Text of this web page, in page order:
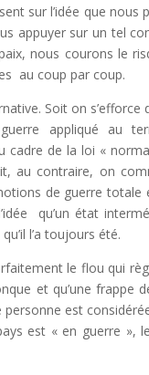
sur l’idée que
appuyer sur un tel
nous courons le
au coup par coup.
Soit on
appliqué au
de la loi «
au contraire, on
de guerre
qu’un état
l’a toujours été.
le flou qui
et qu’une frappe
est
est « en guerre »,